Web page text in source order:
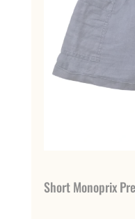
Short Monoprix